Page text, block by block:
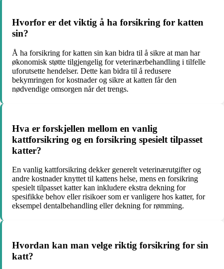
Hvorfor er det viktig å ha forsikring for katten
sin?
Å ha forsikring for katten sin kan bidra til å sikre at man har
økonomisk støtte tilgjengelig for veterinærbehandling i tilfelle
uforutsette hendelser. Dette kan bidra til å redusere
bekymringen for kostnader og sikre at katten får den
nødvendige omsorgen når det trengs.
Hva er forskjellen mellom en vanlig
kattforsikring og en forsikring spesielt tilpasset
katter?
En vanlig kattforsikring dekker generelt veterinærutgifter og
andre kostnader knyttet til kattens helse, mens en forsikring
spesielt tilpasset katter kan inkludere ekstra dekning for
spesifikke behov eller risikoer som er vanligere hos katter, for
eksempel dentalbehandling eller dekning for rømming.
Hvordan kan man velge riktig forsikring for sin
katt?